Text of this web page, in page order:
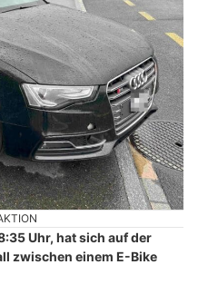
Uhr, hat sich auf der
zwischen einem E-Bike